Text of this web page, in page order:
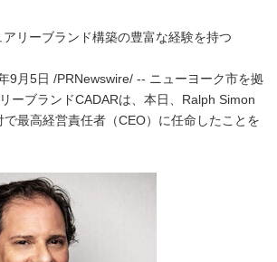
リーブランド構築の豊富な経験を持つ
9月5日 /PRNewswire/ -- ニューヨーク市を拠
ーブランドCADARは、本日、Ralph Simon
最高経営責任者（CEO）に任命したことを